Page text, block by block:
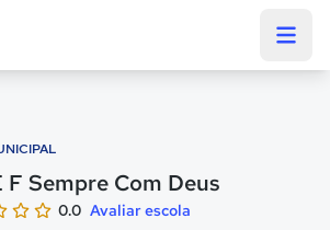
F Sempre Com Deus
0.0 Avaliar escola